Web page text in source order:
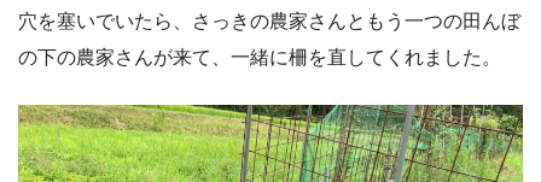
穴を塞いでいたら、さっきの農家さんともう一つの田んぼ
の下の農家さんが来て、一緒に柵を直してくれました。